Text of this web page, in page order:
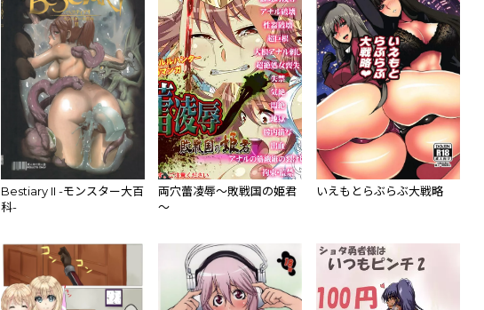
Bestiary II -モンスター大百
科-
両穴蕾凌辱～敗戦国の姫君
～
いえもとらぶらぶ大戦略